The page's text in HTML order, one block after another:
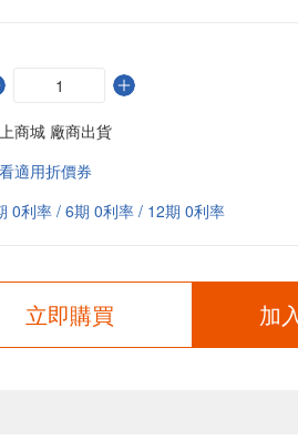
商城 廠商出貨
適用折價券
0利率 / 6期 0利率 / 12期 0利率
立即購買 加